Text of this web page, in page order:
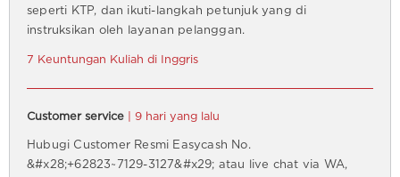
seperti KTP, dan ikuti-langkah petunjuk yang di
instruksikan oleh layanan pelanggan.
7 Keuntungan Kuliah di Inggris
Customer service | 9 hari yang lalu
Hubugi Customer Resmi Easycash No.
&#x28;+62823~7129-3127&#x29; atau live chat via WA,